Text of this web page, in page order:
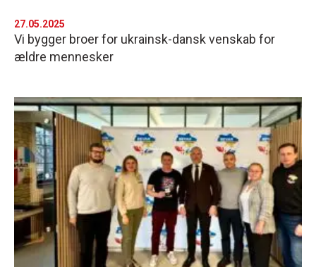
Vi bygger broer for ukrainsk-dansk venskab for
ældre mennesker
27.05.2025